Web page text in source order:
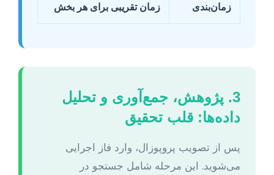
زمان‌بندی
زمان تقریبی برای هر بخش
3. پژوهش، جمع‌آوری و تحلیل
داده‌ها: قلب تحقیق
پس از تصویب پروپوزال، وارد فاز اجرایی
می‌شوید. این مرحله شامل جستجو در